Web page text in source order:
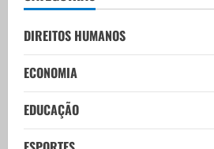
DIREITOS HUMANOS
ECONOMIA
EDUCAÇÃO